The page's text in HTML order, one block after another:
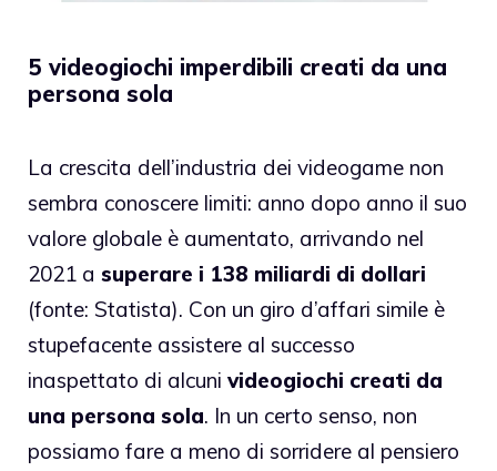
5 videogiochi imperdibili creati da una
persona sola
La crescita dell’industria dei videogame non
sembra conoscere limiti: anno dopo anno il suo
valore globale è aumentato, arrivando nel
2021 a superare i 138 miliardi di dollari
(fonte: Statista). Con un giro d’affari simile è
stupefacente assistere al successo
inaspettato di alcuni videogiochi creati da
una persona sola. In un certo senso, non
possiamo fare a meno di sorridere al pensiero